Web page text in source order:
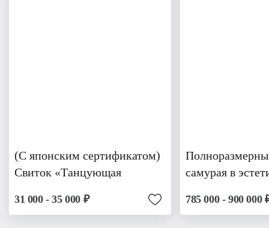
(С японским сертификатом)
Свиток «Танцующая
31 000 - 35 000 ₽
самурая в
785 000 - 900 000